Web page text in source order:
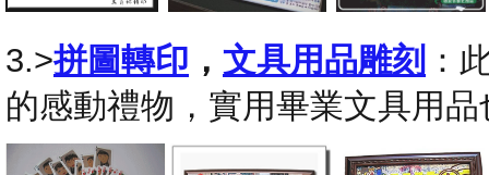
3.>拼圖轉印 ， 文具用品雕刻 ：
的感動禮物，實用畢業文具用